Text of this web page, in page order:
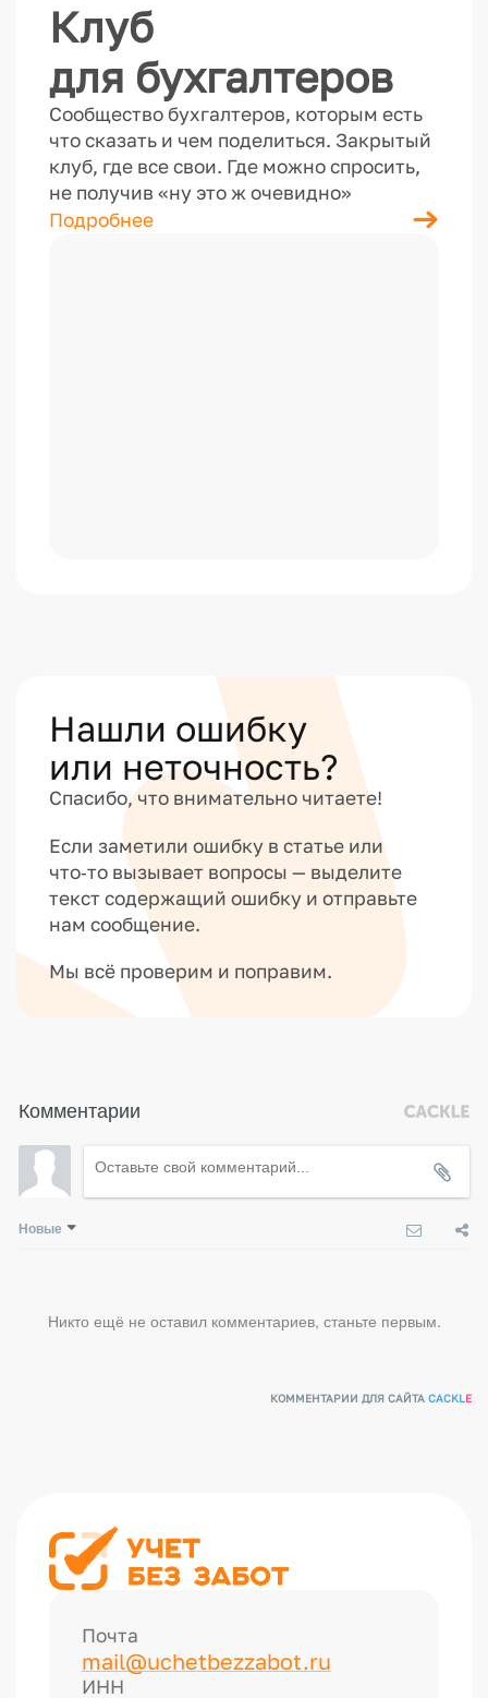
Клуб
для бухгалтеров
Сообщество бухгалтеров, которым есть
что сказать и чем поделиться. Закрытый
клуб, где все свои. Где можно спросить,
не получив «ну это ж очевидно»
Подробнее
Нашли ошибку
или неточность?
Спасибо, что внимательно читаете!
Если заметили ошибку в статье или
что‑то вызывает вопросы — выделите
текст содержащий ошибку и отправьте
нам сообщение.
Мы всё проверим и поправим.
Комментарии
Новые
Никто ещё не оставил комментариев, станьте первым.
КОММЕНТАРИИ ДЛЯ САЙТАCACKLE
Почта
mail@uchetbezzabot.ru
ИНН